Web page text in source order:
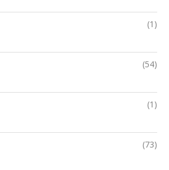
(1)
(54)
(1)
(73)